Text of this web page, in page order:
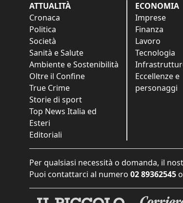
ATTUALITÀ
Cronaca
Politica
Società
Sanità e Salute
Ambiente e Sostenibilità
Oltre il Confine
True Crime
Storie di sport
Top News Italia ed
Esteri
Editoriali
ECONOMIA
Imprese
Finanza
Lavoro
Tecnologia
Eccellenze e
personaggi
Per qualsiasi necessità o domanda, il
Puoi contattarci al numero 02 89362545